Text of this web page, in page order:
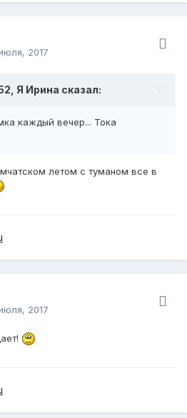
2017
Я Ирина сказал:
каждый вечер... Тока
летом с туманом все в
2017